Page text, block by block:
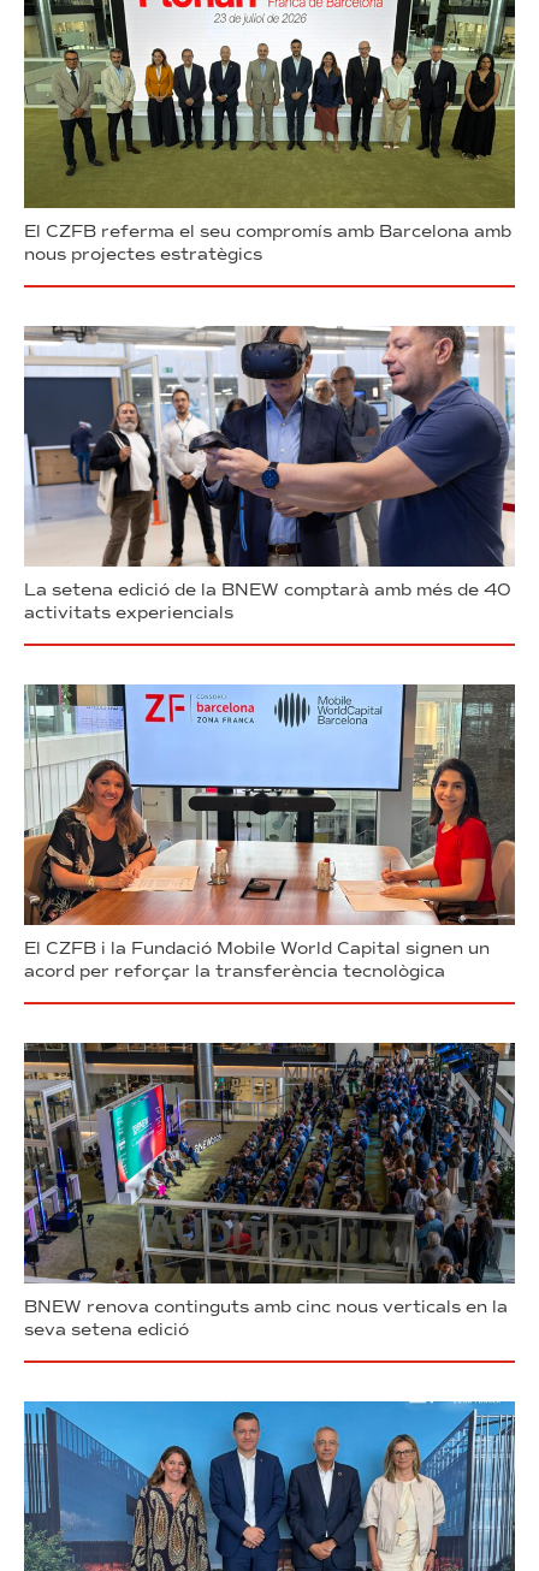
El CZFB referma el seu compromís amb Barcelona amb
nous projectes estratègics
La setena edició de la BNEW comptarà amb més de 40
activitats experiencials
El CZFB i la Fundació Mobile World Capital signen un
acord per reforçar la transferència tecnològica
BNEW renova continguts amb cinc nous verticals en la
seva setena edició